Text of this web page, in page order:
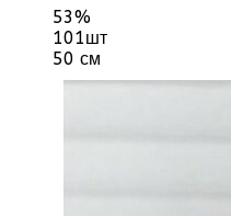
53%
101шт
50 см